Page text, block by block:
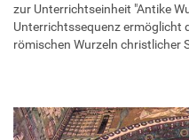
zur Unterrichtseinheit "Antike
Unterrichtssequenz ermöglicht
römischen Wurzeln christlicher